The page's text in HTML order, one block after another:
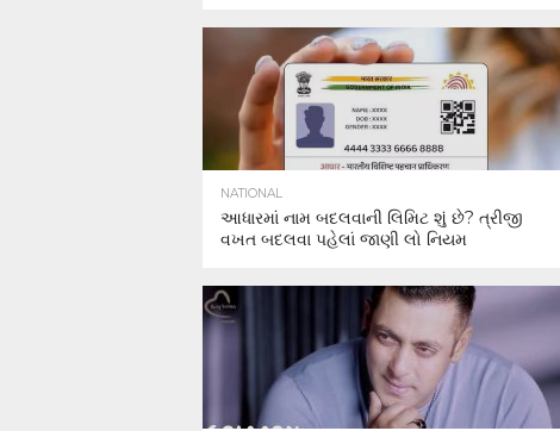
NATIONAL
આધારમાં નામ બદલવાની લિમિટ શું છે? ત્રીજી
વખત બદલવા પહેલાં જાણી લો નિયમ